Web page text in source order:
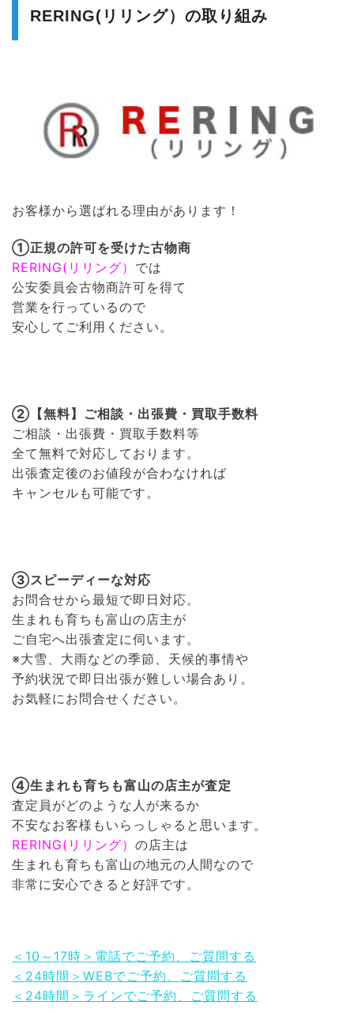
RERING(リリング）の取り組み
お客様から選ばれる理由があります！
①正規の許可を受けた古物商
RERING(リリング） では
公安委員会古物商許可を得て
営業を行っているので
安心してご利用ください。
②【無料】ご相談・出張費・買取手数料
ご相談・出張費・買取手数料等
全て無料で対応しております。
出張査定後のお値段が合わなければ
キャンセルも可能です。
③スピーディーな対応
お問合せから最短で即日対応。
生まれも育ちも富山の店主が
ご自宅へ出張査定に伺います。
※大雪、大雨などの季節、天候的事情や
予約状況で即日出張が難しい場合あり。
お気軽にお問合せください。
④生まれも育ちも富山の店主が査定
査定員がどのような人が来るか
不安なお客様もいらっしゃると思います。
RERING(リリング） の店主は
生まれも育ちも富山の地元の人間なので
非常に安心できると好評です。
＜10～17時＞電話でご予約、ご質問する
＜24時間＞WEBでご予約、ご質問する
＜24時間＞ラインでご予約、ご質問する